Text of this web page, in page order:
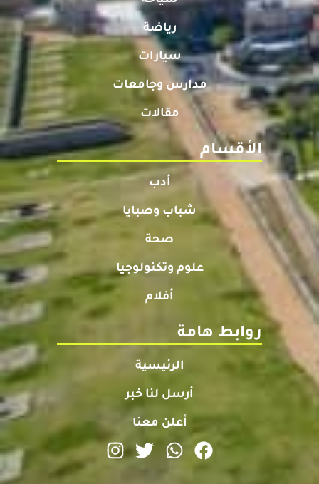
رياضة
سيارات
مدارس وجامعات
مقالات
الأقسام
أدب
شباب وصبايا
صحة
علوم وتكنولوجيا
أفلام
روابط هامة
الرئيسية
أرسل لنا خبر
أعلن معنا